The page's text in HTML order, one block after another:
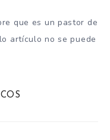
que es un pastor de
artículo no se puede